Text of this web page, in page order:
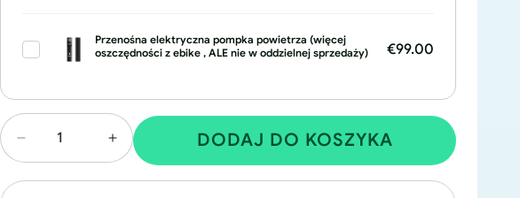
Przenośna elektryczna pompka powietrza (więcej
oszczędności z ebike , ALE nie w oddzielnej sprzedaży)
€99.00
Zmniejsz
Zwiększ
DODAJ DO KOSZYKA